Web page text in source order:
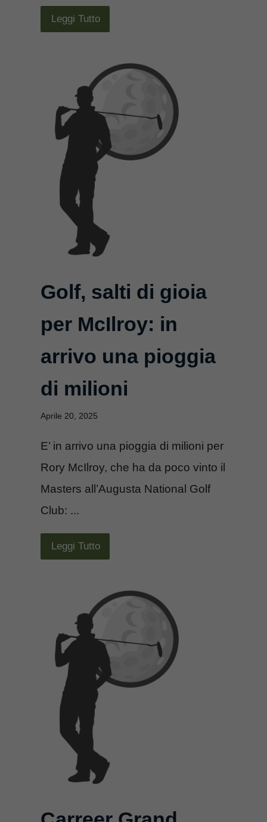
Leggi Tutto
Golf, salti di gioia
per McIlroy: in
arrivo una pioggia
di milioni
Aprile 20, 2025
E’ in arrivo una pioggia di milioni per
Rory McIlroy, che ha da poco vinto il
Masters all’Augusta National Golf
Club: ...
Leggi Tutto